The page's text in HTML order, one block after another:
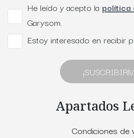
He leído y acepto la política
Garysom.
Estoy interesado en recibir
Apartados
Condiciones de